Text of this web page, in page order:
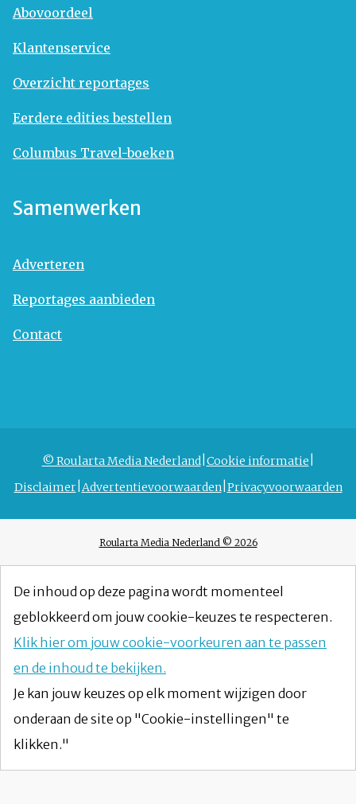
Abovoordeel
Klantenservice
Overzicht reportages
Eerdere edities bestellen
Columbus Travel-boeken
Samenwerken
Adverteren
Reportages aanbieden
Contact
© Roularta Media Nederland Cookie informatie
Disclaimer Advertentievoorwaarden Privacyvoorwaarden
Roularta Media Nederland © 2026
De inhoud op deze pagina wordt momenteel
geblokkeerd om jouw cookie-keuzes te respecteren.
Klik hier om jouw cookie-voorkeuren aan te passen
en de inhoud te bekijken.
Je kan jouw keuzes op elk moment wijzigen door
onderaan de site op "Cookie-instellingen" te
klikken."